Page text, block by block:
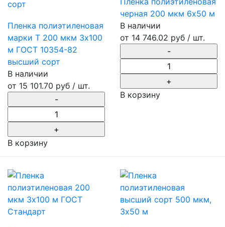
Пленка полиэтиленовая
марки Т 200 мкм 3х100
м ГОСТ 10354-82
высший сорт
В наличии
от 15 101.70 руб / шт.
В корзину
черная 200 мкм 6х50 м
В наличии
от 14 746.02 руб / шт.
В корзину